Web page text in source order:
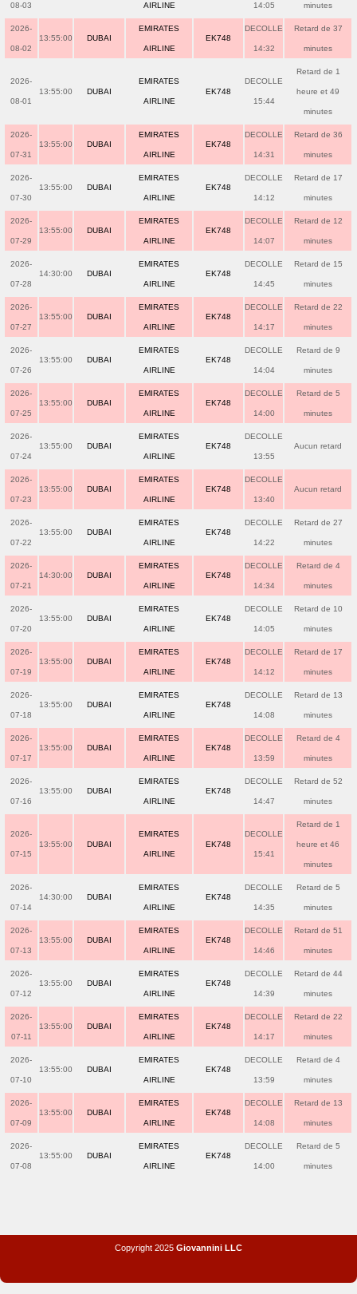
08-03 AIRLINE 14:05 minutes
2026-
08-02
13:55:00 DUBAI
EMIRATES
AIRLINE
EK748
DECOLLE
14:32
Retard de 37
minutes
2026-
08-01
13:55:00 DUBAI
EMIRATES
AIRLINE
EK748
DECOLLE
15:44
Retard de 1
heure et 49
minutes
2026-
07-31
13:55:00 DUBAI
EMIRATES
AIRLINE
EK748
DECOLLE
14:31
Retard de 36
minutes
2026-
07-30
13:55:00 DUBAI
EMIRATES
AIRLINE
EK748
DECOLLE
14:12
Retard de 17
minutes
2026-
07-29
13:55:00 DUBAI
EMIRATES
AIRLINE
EK748
DECOLLE
14:07
Retard de 12
minutes
2026-
07-28
14:30:00 DUBAI
EMIRATES
AIRLINE
EK748
DECOLLE
14:45
Retard de 15
minutes
2026-
07-27
13:55:00 DUBAI
EMIRATES
AIRLINE
EK748
DECOLLE
14:17
Retard de 22
minutes
2026-
07-26
13:55:00 DUBAI
EMIRATES
AIRLINE
EK748
DECOLLE
14:04
Retard de 9
minutes
2026-
07-25
13:55:00 DUBAI
EMIRATES
AIRLINE
EK748
DECOLLE
14:00
Retard de 5
minutes
2026-
07-24
13:55:00 DUBAI
EMIRATES
AIRLINE
EK748
DECOLLE
13:55
Aucun retard
2026-
07-23
13:55:00 DUBAI
EMIRATES
AIRLINE
EK748
DECOLLE
13:40
Aucun retard
2026-
07-22
13:55:00 DUBAI
EMIRATES
AIRLINE
EK748
DECOLLE
14:22
Retard de 27
minutes
2026-
07-21
14:30:00 DUBAI
EMIRATES
AIRLINE
EK748
DECOLLE
14:34
Retard de 4
minutes
2026-
07-20
13:55:00 DUBAI
EMIRATES
AIRLINE
EK748
DECOLLE
14:05
Retard de 10
minutes
2026-
07-19
13:55:00 DUBAI
EMIRATES
AIRLINE
EK748
DECOLLE
14:12
Retard de 17
minutes
2026-
07-18
13:55:00 DUBAI
EMIRATES
AIRLINE
EK748
DECOLLE
14:08
Retard de 13
minutes
2026-
07-17
13:55:00 DUBAI
EMIRATES
AIRLINE
EK748
DECOLLE
13:59
Retard de 4
minutes
2026-
07-16
13:55:00 DUBAI
EMIRATES
AIRLINE
EK748
DECOLLE
14:47
Retard de 52
minutes
2026-
07-15
13:55:00 DUBAI
EMIRATES
AIRLINE
EK748
DECOLLE
15:41
Retard de 1
heure et 46
minutes
2026-
07-14
14:30:00 DUBAI
EMIRATES
AIRLINE
EK748
DECOLLE
14:35
Retard de 5
minutes
2026-
07-13
13:55:00 DUBAI
EMIRATES
AIRLINE
EK748
DECOLLE
14:46
Retard de 51
minutes
2026-
07-12
13:55:00 DUBAI
EMIRATES
AIRLINE
EK748
DECOLLE
14:39
Retard de 44
minutes
2026-
07-11
13:55:00 DUBAI
EMIRATES
AIRLINE
EK748
DECOLLE
14:17
Retard de 22
minutes
2026-
07-10
13:55:00 DUBAI
EMIRATES
AIRLINE
EK748
DECOLLE
13:59
Retard de 4
minutes
2026-
07-09
13:55:00 DUBAI
EMIRATES
AIRLINE
EK748
DECOLLE
14:08
Retard de 13
minutes
2026-
07-08
13:55:00 DUBAI
EMIRATES
AIRLINE
EK748
DECOLLE
14:00
Retard de 5
minutes
Copyright 2025 Giovannini LLC